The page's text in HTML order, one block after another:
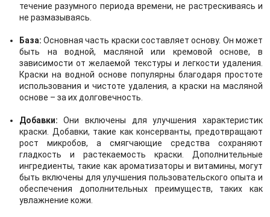
течение разумного периода времени, не растрескиваясь и
не размазываясь.
База: Основная часть краски составляет основу. Он может
быть на водной, масляной или кремовой основе, в
зависимости от желаемой текстуры и легкости удаления.
Краски на водной основе популярны благодаря простоте
использования и чистоте удаления, а краски на масляной
основе – за их долговечность.
Добавки: Они включены для улучшения характеристик
краски. Добавки, такие как консерванты, предотвращают
рост микробов, а смягчающие средства сохраняют
гладкость и растекаемость краски. Дополнительные
ингредиенты, такие как ароматизаторы и витамины, могут
быть включены для улучшения пользовательского опыта и
обеспечения дополнительных преимуществ, таких как
увлажнение кожи.